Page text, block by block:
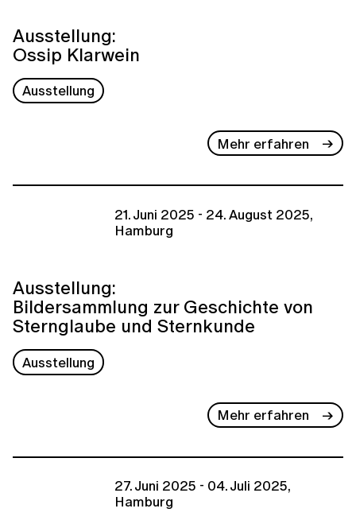
Ausstellung:
Ossip Klarwein
Ausstellung
Mehr erfahren
21. Juni 2025 - 24. August 2025,
Hamburg
Ausstellung:
Bildersammlung zur Geschichte von
Sternglaube und Sternkunde
Ausstellung
Mehr erfahren
27. Juni 2025 - 04. Juli 2025,
Hamburg